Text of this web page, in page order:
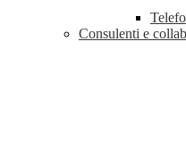
Consulenti e